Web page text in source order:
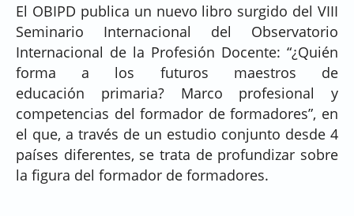
El OBIPD publica un nuevo libro surgido del VIII
Seminario Internacional del Observatorio
Internacional de la Profesión Docente: “¿Quién
forma a los futuros maestros de
educación primaria? Marco profesional y
competencias del formador de formadores”, en
el que, a través de un estudio conjunto desde 4
países diferentes, se trata de profundizar sobre
la figura del formador de formadores.